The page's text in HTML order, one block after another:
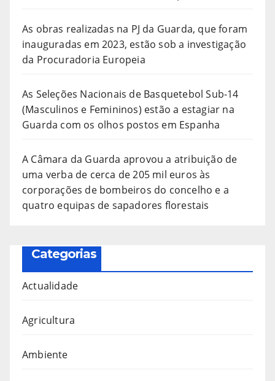
As obras realizadas na PJ da Guarda, que foram
inauguradas em 2023, estão sob a investigação
da Procuradoria Europeia
As Seleções Nacionais de Basquetebol Sub-14
(Masculinos e Femininos) estão a estagiar na
Guarda com os olhos postos em Espanha
A Câmara da Guarda aprovou a atribuição de
uma verba de cerca de 205 mil euros às
corporações de bombeiros do concelho e a
quatro equipas de sapadores florestais
Categorias
Actualidade
Agricultura
Ambiente